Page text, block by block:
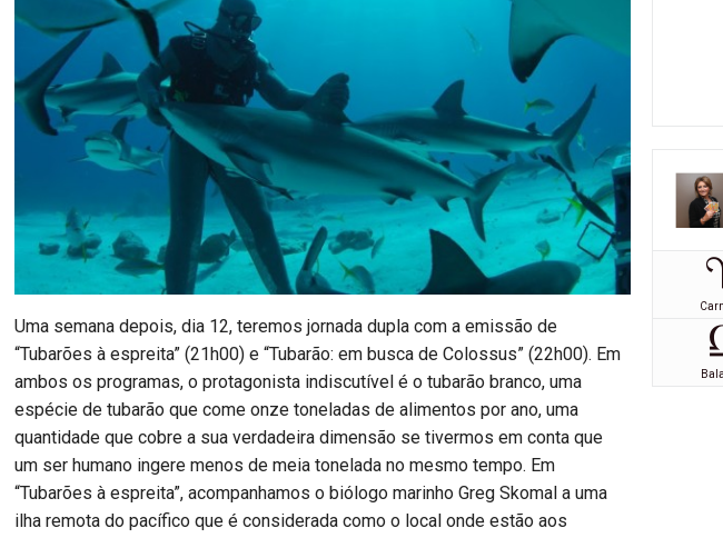
Uma semana depois, dia 12, teremos jornada dupla com a emissão de
“Tubarões à espreita” (21h00) e “Tubarão: em busca de Colossus” (22h00). Em
ambos os programas, o protagonista indiscutível é o tubarão branco, uma
espécie de tubarão que come onze toneladas de alimentos por ano, uma
quantidade que cobre a sua verdadeira dimensão se tivermos em conta que
um ser humano ingere menos de meia tonelada no mesmo tempo. Em
“Tubarões à espreita”, acompanhamos o biólogo marinho Greg Skomal a uma
ilha remota do pacífico que é considerada como o local onde estão aos